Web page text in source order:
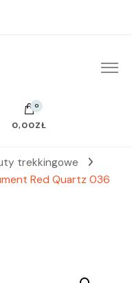
0
0,00ZŁ
trekkingowe
Red Quartz 036